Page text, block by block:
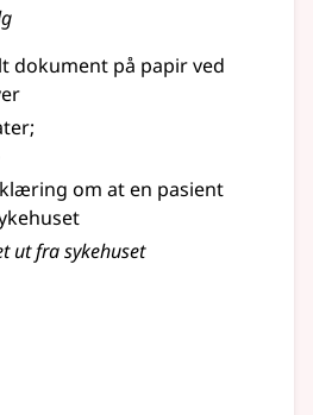
dokument på papir ved
;
om at en pasient
ut fra sykehuset